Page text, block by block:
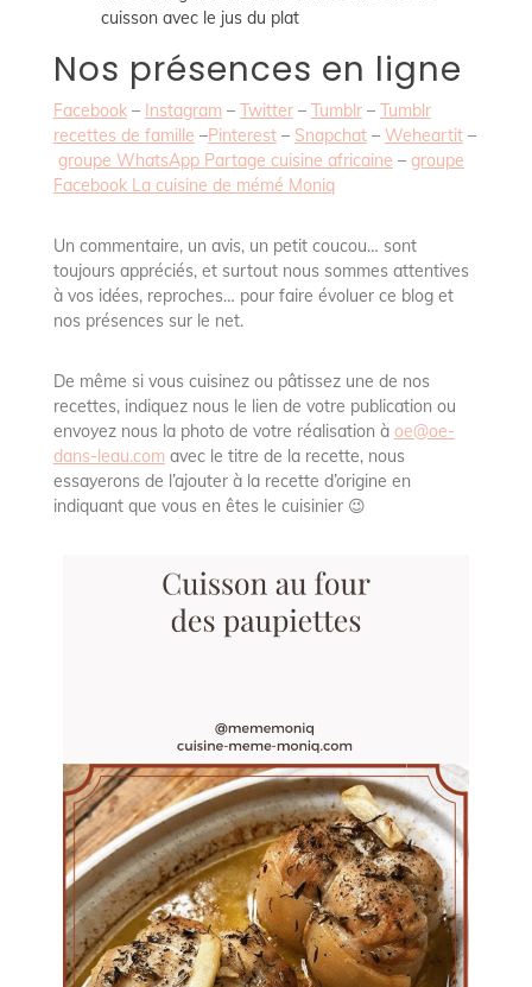
cuisson avec le jus du plat
Nos présences en ligne
Facebook– Instagram – Twitter– Tumblr– Tumblr
recettes de famille –Pinterest– Snapchat– Weheartit–
groupe WhatsApp Partage cuisine africaine – groupe
Facebook La cuisine de mémé Moniq
Un commentaire, un avis, un petit coucou… sont
toujours appréciés, et surtout nous sommes attentives
à vos idées, reproches… pour faire évoluer ce blog et
nos présences sur le net.
De même si vous cuisinez ou pâtissez une de nos
recettes, indiquez nous le lien de votre publication ou
envoyez nous la photo de votre réalisation à oe@oe-
dans-leau.com avec le titre de la recette, nous
essayerons de l’ajouter à la recette d’origine en
indiquant que vous en êtes le cuisinier 😉